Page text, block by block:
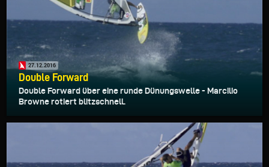
27.12.2016
Double Forward
Double Forward über eine runde Dünungswelle - Marcilio
Browne rotiert blitzschnell.